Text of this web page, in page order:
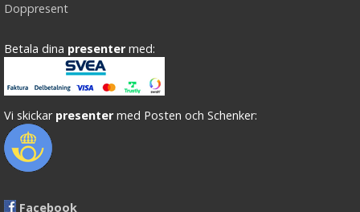
Doppresent
Betala dina presenter med:
Vi skickar presenter med Posten och Schenker:
Facebook